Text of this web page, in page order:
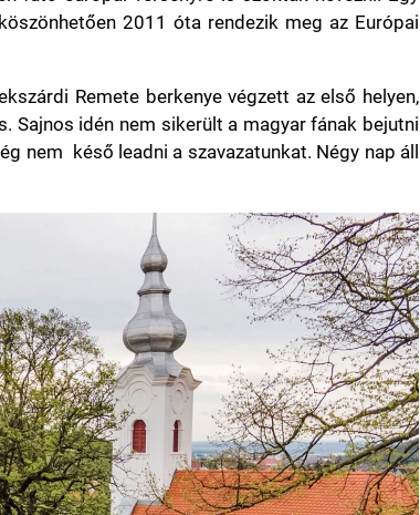
2011 óta rendezik meg az Európai
Remete berkenye végzett az első helyen,
idén nem sikerült a magyar fának bejutni
nem késő leadni a szavazatunkat. Négy nap áll